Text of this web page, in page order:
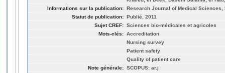
Informations sur la publication: Research Journal of Medical Sciences,
Statut de publication: Publié, 2011
Sujet CREF: Sciences bio-médicales et agricoles
Mots-clés: Accreditation
Nursing survey
Patient safety
Quality of patient care
Note générale: SCOPUS: ar.j